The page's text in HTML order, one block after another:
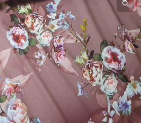
Kinderkamer
Katoen
Grootverbruik
Tijdpakker stof